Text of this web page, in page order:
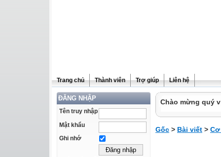
Trang chủ Thành viên Trợ giúp Liên hệ
ĐĂNG NHẬP
Tên truy nhập
Mật khẩu
Ghi nhớ
Chào mừng quý
Gốc > Bài viết >